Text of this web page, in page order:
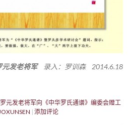
元发老将军录入：罗训森 2014.6.18
元发老将军向《中华罗氏通谱》编委会赠工
添加评论